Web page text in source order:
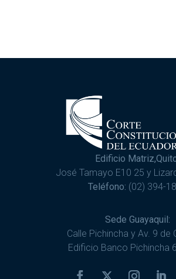
Edificio
José Tamayo E10 25 y
Teléfono: (02) 394-
Sede Guayaquil:
Calle Pichincha y Av. 9 de
Edificio Banco Pichincha